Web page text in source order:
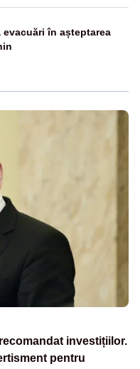
în așteptarea
investițiilor.
pentru